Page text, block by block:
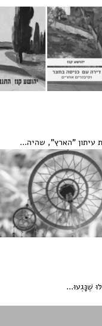
שֶׁנָּגְעוּ...